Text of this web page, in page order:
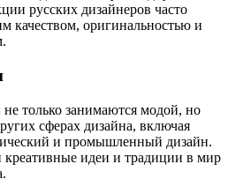
русских дизайнеров часто
качеством, оригинальностью и
только занимаются модой, но
сферах дизайна, включая
и промышленный дизайн.
идеи и традиции в мир